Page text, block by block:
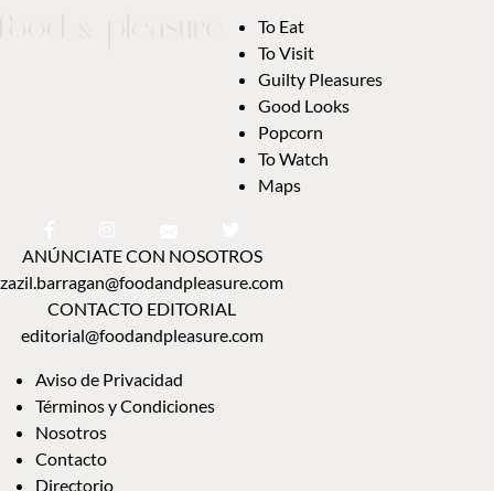
To Eat
To Visit
Guilty Pleasures
Good Looks
Popcorn
To Watch
Maps
ANÚNCIATE CON NOSOTROS
zazil.barragan@foodandpleasure.com
CONTACTO EDITORIAL
editorial@foodandpleasure.com
Aviso de Privacidad
Términos y Condiciones
Nosotros
Contacto
Directorio